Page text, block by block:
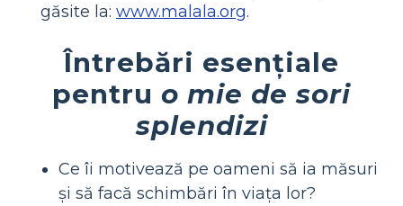
găsite la: www.malala.org.
Întrebări esențiale
pentru o mie de sori
splendizi
Ce îi motivează pe oameni să ia măsuri
și să facă schimbări în viața lor?